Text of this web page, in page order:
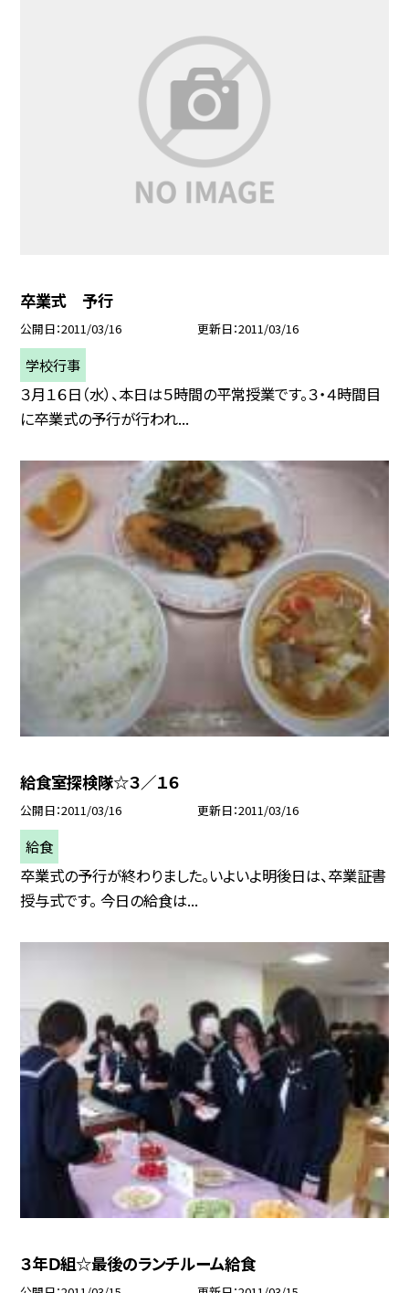
卒業式 予行
公開日 2011/03/16 更新日 2011/03/16
学校行事
３月１６日（水）、本日は５時間の平常授業です。３・４時間目
に卒業式の予行が行われ...
給食室探検隊☆３／１６
公開日 2011/03/16 更新日 2011/03/16
給食
卒業式の予行が終わりました。いよいよ明後日は、卒業証書
授与式です。 今日の給食は...
３年Ｄ組☆最後のランチルーム給食